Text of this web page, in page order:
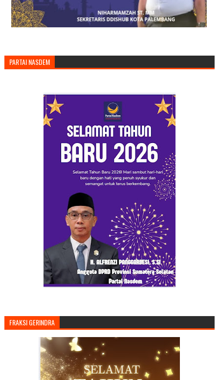
PARTAI NASDEM
FRAKSI GERINDRA